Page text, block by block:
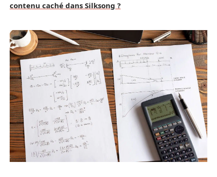
contenu caché dans Silksong ?